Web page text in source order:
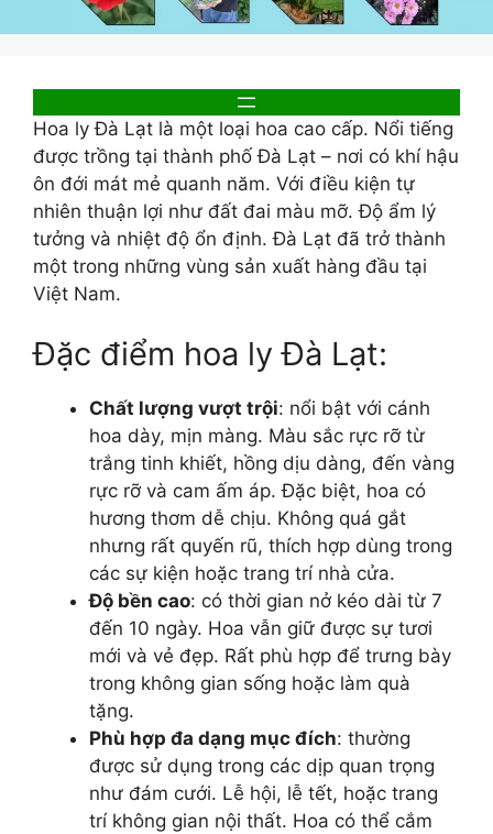
Hoa ly Đà Lạt là một loại hoa cao cấp. Nổi tiếng
được trồng tại thành phố Đà Lạt – nơi có khí hậu
ôn đới mát mẻ quanh năm. Với điều kiện tự
nhiên thuận lợi như đất đai màu mỡ. Độ ẩm lý
tưởng và nhiệt độ ổn định. Đà Lạt đã trở thành
một trong những vùng sản xuất hàng đầu tại
Việt Nam.
Đặc điểm hoa ly Đà Lạt:
Chất lượng vượt trội: nổi bật với cánh
hoa dày, mịn màng. Màu sắc rực rỡ từ
trắng tinh khiết, hồng dịu dàng, đến vàng
rực rỡ và cam ấm áp. Đặc biệt, hoa có
hương thơm dễ chịu. Không quá gắt
nhưng rất quyến rũ, thích hợp dùng trong
các sự kiện hoặc trang trí nhà cửa.
Độ bền cao: có thời gian nở kéo dài từ 7
đến 10 ngày. Hoa vẫn giữ được sự tươi
mới và vẻ đẹp. Rất phù hợp để trưng bày
trong không gian sống hoặc làm quà
tặng.
Phù hợp đa dạng mục đích: thường
được sử dụng trong các dịp quan trọng
như đám cưới. Lễ hội, lễ tết, hoặc trang
trí không gian nội thất. Hoa có thể cắm